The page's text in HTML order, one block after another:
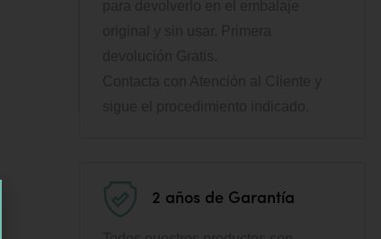
2 años de Garantía